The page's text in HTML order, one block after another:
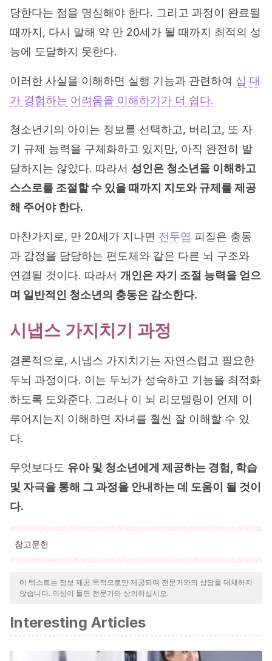
당한다는 점을 명심해야 한다. 그리고 과정이 완료될
때까지, 다시 말해 약 만 20세가 될 때까지 최적의 성
능에 도달하지 못한다.
이러한 사실을 이해하면 실행 기능과 관련하여 십 대
가 경험하는 어려움을 이해하기가 더 쉽다.
청소년기의 아이는 정보를 선택하고, 버리고, 또 자
기 규제 능력을 구체화하고 있지만, 아직 완전히 발
달하지는 않았다. 따라서 성인은 청소년을 이해하고
스스로를 조절할 수 있을 때까지 지도와 규제를 제공
해 주어야 한다.
마찬가지로, 만 20세가 지나면 전두엽 피질은 충동
과 감정을 담당하는 편도체와 같은 다른 뇌 구조와
연결될 것이다. 따라서 개인은 자기 조절 능력을 얻으
며 일반적인 청소년의 충동은 감소한다.
시냅스 가지치기 과정
결론적으로, 시냅스 가지치기는 자연스럽고 필요한
두뇌 과정이다. 이는 두뇌가 성숙하고 기능을 최적화
하도록 도와준다. 그러나 이 뇌 리모델링이 언제 이
루어지는지 이해하면 자녀를 훨씬 잘 이해할 수 있
다.
무엇보다도 유아 및 청소년에게 제공하는 경험, 학습
및 자극을 통해 그 과정을 안내하는 데 도움이 될 것이
다.
참고문헌
인용된 모든 출처는 우리 팀에 의해 집요하게 검토되어 질의의 질,
신뢰성, 시대에 맞음 및 타당성을 보장하기 위해 처리되었습니다.
이 문서의 참고 문헌은 신뢰성이 있으며 학문적 또는 과학적으로 정
Cáceres, C. B.
infancia.Apuntes de Ciencia & Sociedad,7(1).
이 텍스트는 정보 제공 목적으로만 제공되며 전문가와의 상담을 대체하지
않습니다. 의심이 들면 전문가와 상의하십시오.
Interesting Articles